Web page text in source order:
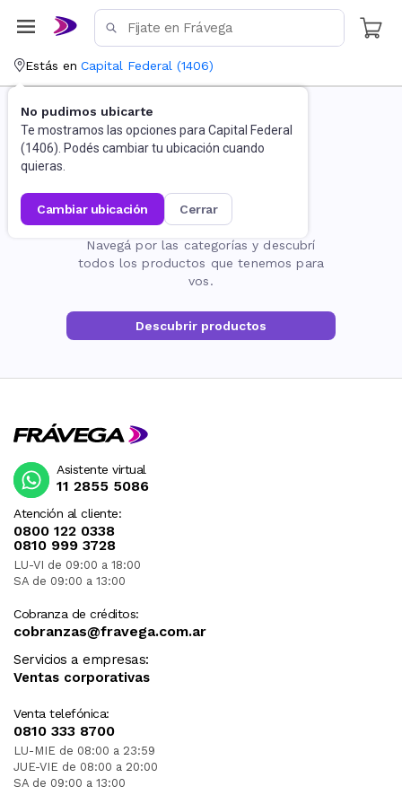
Estás en Capital Federal (1406)
No pudimos ubicarte
Te mostramos las opciones para Capital Federal
(1406). Podés cambiar tu ubicación cuando
quieras.
cambiar ubicación cerrar
La página no existe
Navegá por las categorías y descubrí
todos los productos que tenemos para
vos.
Descubrir productos
Atención al cliente:
0800 122 0338
0810 999 3728
LU-VI de 09:00 a 18:00
SA de 09:00 a 13:00
Cobranza de créditos:
cobranzas@fravega.com.ar
Servicios a empresas:
Ventas corporativas
Venta telefónica:
0810 333 8700
LU-MIE de 08:00 a 23:59
JUE-VIE de 08:00 a 20:00
SA de 09:00 a 13:00
Asistente virtual
11 2855 5086